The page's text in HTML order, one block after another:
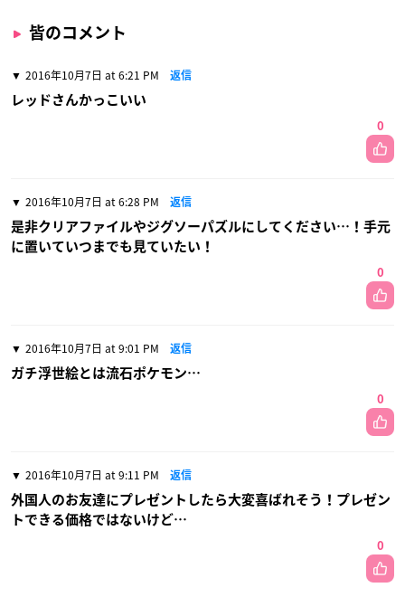
皆のコメント
2016年10月7日 at 6:21 PM 返信
レッドさんかっこいい
0
2016年10月7日 at 6:28 PM 返信
是非クリアファイルやジグソーパズルにしてください…！手元
に置いていつまでも見ていたい！
0
2016年10月7日 at 9:01 PM 返信
ガチ浮世絵とは流石ポケモン…
0
2016年10月7日 at 9:11 PM 返信
外国人のお友達にプレゼントしたら大変喜ばれそう！プレゼン
トできる価格ではないけど…
0